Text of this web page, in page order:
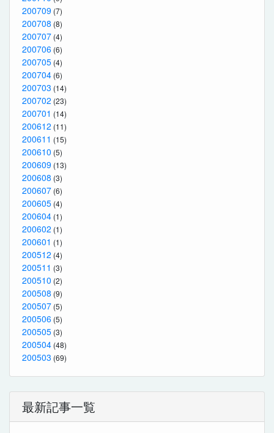
200709 (7)
200708 (8)
200707 (4)
200706 (6)
200705 (4)
200704 (6)
200703 (14)
200702 (23)
200701 (14)
200612 (11)
200611 (15)
200610 (5)
200609 (13)
200608 (3)
200607 (6)
200605 (4)
200604 (1)
200602 (1)
200601 (1)
200512 (4)
200511 (3)
200510 (2)
200508 (9)
200507 (5)
200506 (5)
200505 (3)
200504 (48)
200503 (69)
最新記事一覧